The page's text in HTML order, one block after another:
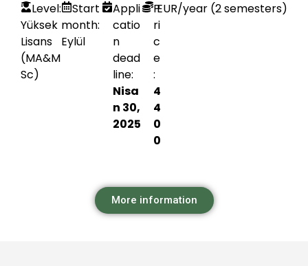
Level:
Yüksek
Lisans
(MA&M
Sc)
Start
month:
Eylül
Appli
catio
n
dead
line:
Nisa
n 30,
2025
P
ri
c
e
:
4
4
0
0
EUR/year (2 semesters)
More information